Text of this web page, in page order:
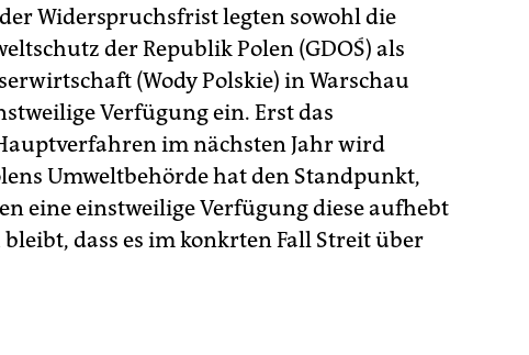
Widerspruchsfrist legten sowohl die
der Republik Polen (GDOŚ) als
(Wody Polskie) in Warschau
Verfügung ein. Erst das
im nächsten Jahr wird
Umweltbehörde hat den Standpunkt,
eine einstweilige Verfügung diese aufhebt
dass es im konkrten Fall Streit über